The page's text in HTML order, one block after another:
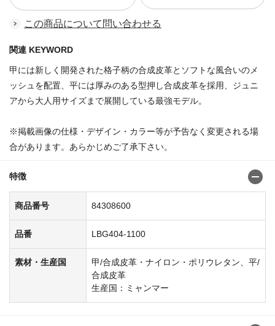
この商品について問い合わせる
関連 KEYWORD
甲には新しく開発された格子柄の合成皮革とソフトな風合いのメ
ッシュを配置、平には厚みのある型押し合成皮革を採用、ジュニ
アから大人用サイズまで展開している最強モデル。
※掲載画像の仕様・デザイン・カラー等が予告なく変更される場
合があります。あらかじめご了承下さい。
特徴
商品番号 84308600
品番 LBG404-1100
素材・生産国
甲/合成皮革・ナイロン・ポリウレタン、平/
合成皮革
生産国：ミャンマー